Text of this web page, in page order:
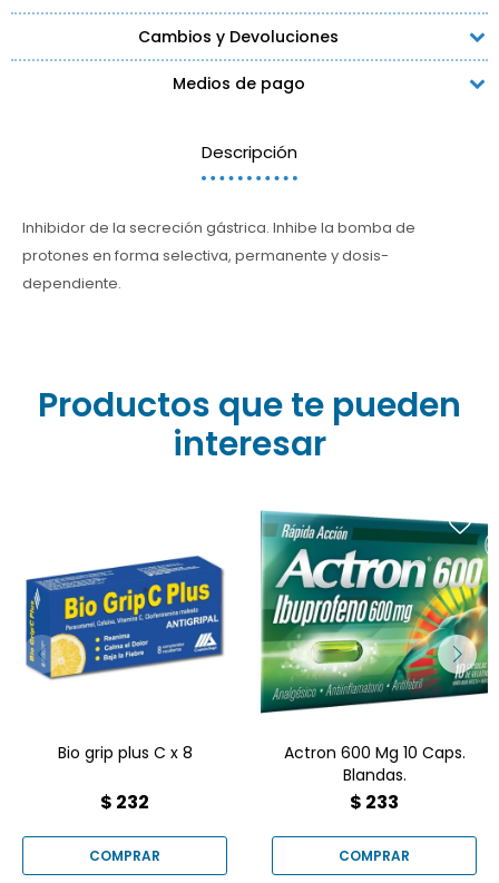
Cambios y Devoluciones
Medios de pago
Descripción
Inhibidor de la secreción gástrica. Inhibe la bomba de
protones en forma selectiva, permanente y dosis-
dependiente.
Productos que te pueden
interesar
Bagó para resfríos y gripe.
Alivia congestión nasal,
dolor de garganta,
cabeza, músculos,
articulaciones y baja la
fiebre. Fórmula completa y
efectiva con Paracetamol,
Cafeína, Vitamina C y
Bio grip plus C x 8
$ 232
Ofrece rápido alivio para
dolores y fiebre. Contiene
ibuprofeno, ideal para
dolores de cabeza,
musculares, menstruales
y asociados a estados
gripales. Encuéntralo en
Farmacia Goes
Actron 600 Mg 10 Caps.
Blandas.
$ 233